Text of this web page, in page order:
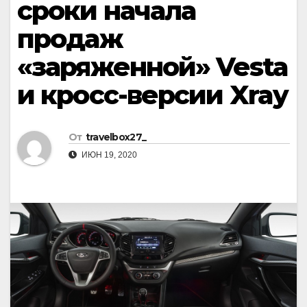
сроки начала
продаж
«заряженной» Vesta
и кросс-версии Xray
От travelbox27_
ИЮН 19, 2020